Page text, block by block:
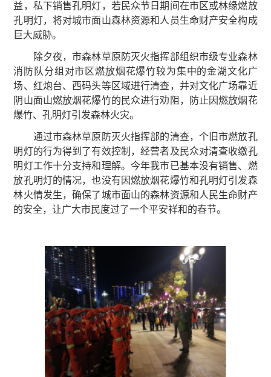
益，私下销售孔明灯，若民众节日期间在市区或林缘燃放
孔明灯，将对城市面山森林资源和人员生命财产安全构成
巨大威胁。
除夕夜，市森林草原防灭火指挥部组织市级专业森林
消防队分组对市区燃放烟花爆竹较为集中的金湖文化广
场、红炮台、西码头等区域进行清查，并对文化广场靠近
阴山面山燃放烟花爆竹的民众进行劝阻，防止因燃放烟花
爆竹、孔明灯引发森林火灾。
通过市森林草原防灭火指挥部的清查，个旧市燃放孔
明灯的行为得到了有效控制，经营者及民众对清查收缴孔
明灯工作十分支持和理解。今年我市已基本没有销售、燃
放孔明灯的情况，也没有因燃放烟花爆竹和孔明灯引发森
林火情发生，确保了城市面山的森林资源和人民生命财产
的安全，让广大市民度过了一个平安祥和的春节。